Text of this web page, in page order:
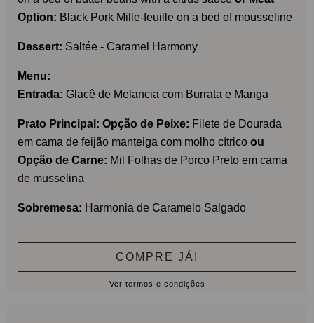
Option: Black Pork Mille-feuille on a bed of mousseline
Dessert: Saltée - Caramel Harmony
Menu:
Entrada: Glacê de Melancia com Burrata e Manga
Prato Principal: Opção de Peixe: Filete de Dourada
em cama de feijão manteiga com molho cítrico ou
Opção de Carne: Mil Folhas de Porco Preto em cama
de musselina
Sobremesa: Harmonia de Caramelo Salgado
Ver termos e condições
COMPRE JÁ!